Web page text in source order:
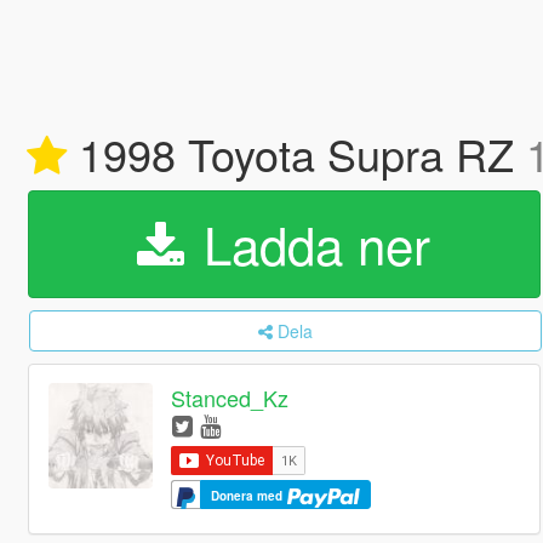
1998 Toyota Supra RZ
Ladda ner
Dela
Stanced_Kz
Donera med